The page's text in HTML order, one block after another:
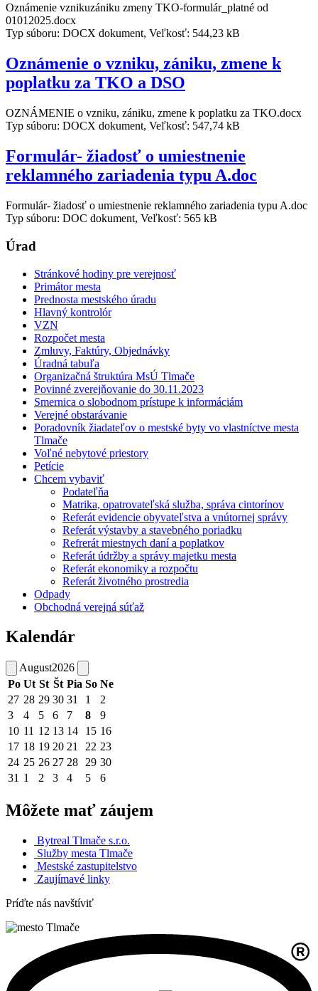
Oznámenie vznikuzániku zmeny TKO-formulár_platné od
01012025.docx
Typ súboru: DOCX dokument, Veľkosť: 544,23 kB
Oznámenie o vzniku, zániku, zmene k
poplatku za TKO a DSO
OZNÁMENIE o vzniku, zániku, zmene k poplatku za TKO.docx
Typ súboru: DOCX dokument, Veľkosť: 547,74 kB
Formulár- žiadosť o umiestnenie
reklamného zariadenia typu A.doc
Formulár- žiadosť o umiestnenie reklamného zariadenia typu A.doc
Typ súboru: DOC dokument, Veľkosť: 565 kB
Úrad
Stránkové hodiny pre verejnosť
Primátor mesta
Prednosta mestského úradu
Hlavný kontrolór
VZN
Rozpočet mesta
Zmluvy, Faktúry, Objednávky
Úradná tabuľa
Organizačná štruktúra MsÚ Tlmače
Povinné zverejňovanie do 30.11.2023
Smernica o slobodnom prístupe k informáciám
Verejné obstarávanie
Poradovník žiadateľov o mestské byty vo vlastníctve mesta
Tlmače
Voľné nebytové priestory
Petície
Chcem vybaviť
Podateľňa
Matrika, opatrovateľská služba, správa cintorínov
Referát evidencie obyvateľstva a vnútornej správy
Referát výstavby a stavebného poriadku
Refrerát miestnych daní a poplatkov
Referát údržby a správy majetku mesta
Referát ekonomiky a rozpočtu
Referát životného prostredia
Odpady
Obchodná verejná súťaž
Kalendár
August2026
Po Ut St Št Pia So Ne
27 28 29 30 31 1
2
3
4 5 6 7 8
9
10 11 12 13 14 15 16
17 18 19 20 21 22 23
24 25 26 27 28 29 30
31 1 2 3 4 5 6
Môžete mať záujem
Bytreal Tlmače s.r.o.
Služby mesta Tlmače
Mestské zastupitelstvo
Zaujímavé linky
Príďte nás navštíviť